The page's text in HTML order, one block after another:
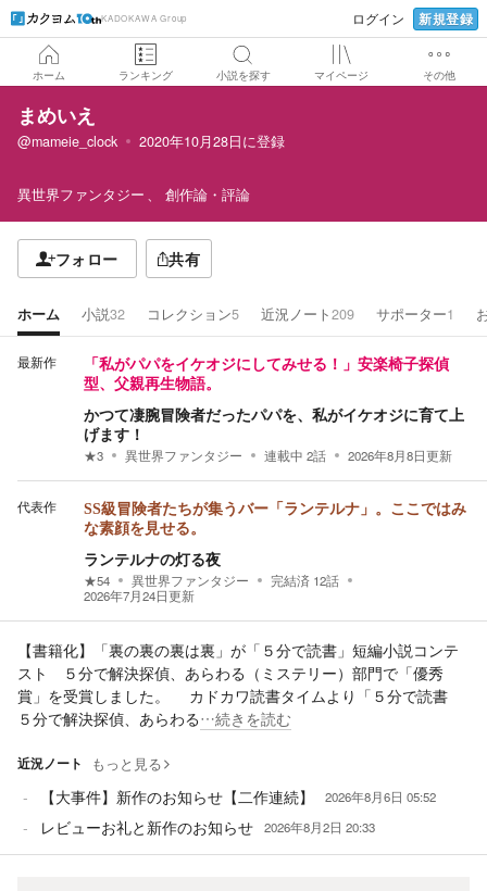
KADOKAWA Group ログイン 新規登録
ホーム ランキング 小説を探す マイページ その他
まめいえ
@mameie_clock 2020年10月28日に登録
異世界ファンタジー 創作論・評論
フォロー 共有
ホーム 小説32 コレクション5 近況ノート209 サポーター1
最新作
「私がパパをイケオジにしてみせる！」安楽椅子探偵
型、父親再生物語。
かつて凄腕冒険者だったパパを、私がイケオジに育て上
げます！
★3 異世界ファンタジー 連載中 2話 2026年8月8日更新
代表作
SS級冒険者たちが集うバー「ランテルナ」。ここではみ
な素顔を見せる。
ランテルナの灯る夜
★54 異世界ファンタジー 完結済 12話
2026年7月24日更新
【書籍化】「裏の裏の裏は裏」が「５分で読書」短編小説コンテ
スト ５分で解決探偵、あらわる（ミステリー）部門で「優秀
賞」を受賞しました。 カドカワ読書タイムより「５分で読書
５分で解決探偵、あらわる…続きを読む
近況ノート もっと見る
【大事件】新作のお知らせ【二作連続】 2026年8月6日 05:52
レビューお礼と新作のお知らせ 2026年8月2日 20:33